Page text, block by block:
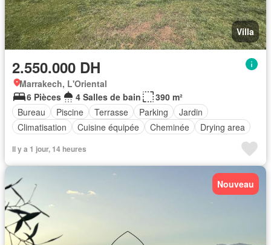
Villa
2.550.000 DH
Marrakech, L'Oriental
6 Pièces
4 Salles de bain
390 m²
Bureau
Piscine Terrasse Parking
Jardin
Climatisation
Cuisine équipée Cheminée Drying area
Il y a 1 jour, 14 heures
Nouveau